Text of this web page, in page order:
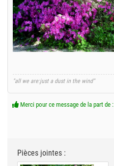
"all we are:just a dust in the wind"
Merci pour ce message de la part de :
Pièces jointes :